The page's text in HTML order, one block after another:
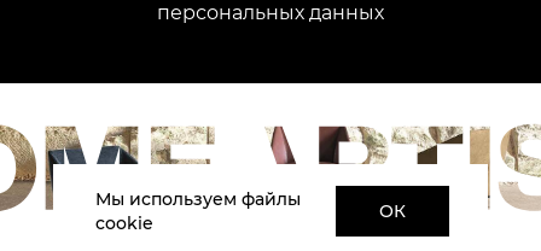
персональных данных
Мы используем файлы
cookie
ОК